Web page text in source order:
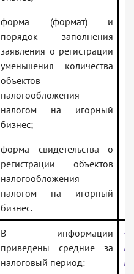
форма (формат) и
порядок заполнения
заявления о регистрации
уменьшения количества
объектов
налогообложения
налогом на игорный
бизнес;
форма свидетельства о
регистрации объектов
налогообложения
налогом на игорный
бизнес.
В информации
приведены средние за
налоговый период: